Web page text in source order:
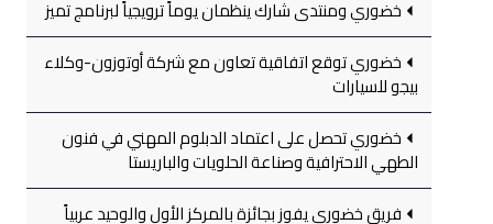
خضوري ومنتدى شارك ينظمان يوماً ترويجياً لبرنامج تميز
خضوري توقع اتفاقية تعاون مع شركة أوتوزون-وكلاء
بيجو للسيارات
خضوري تحصل على اعتماد الدبلوم المهني في فنون
الطهي الاحترافية وصناعة الحلويات والباريستا
فريق خضوري يفوز بجائزة بالمركز الأول والوحيد عربياً